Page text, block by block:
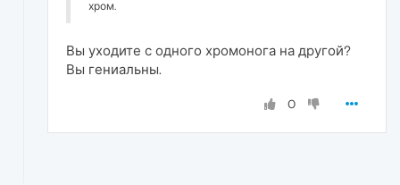
хром.
Вы уходите с одного хромонога на другой?
Вы гениальны.
0